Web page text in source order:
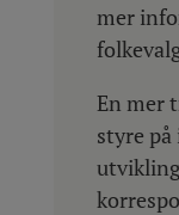
mer
En mer
styre